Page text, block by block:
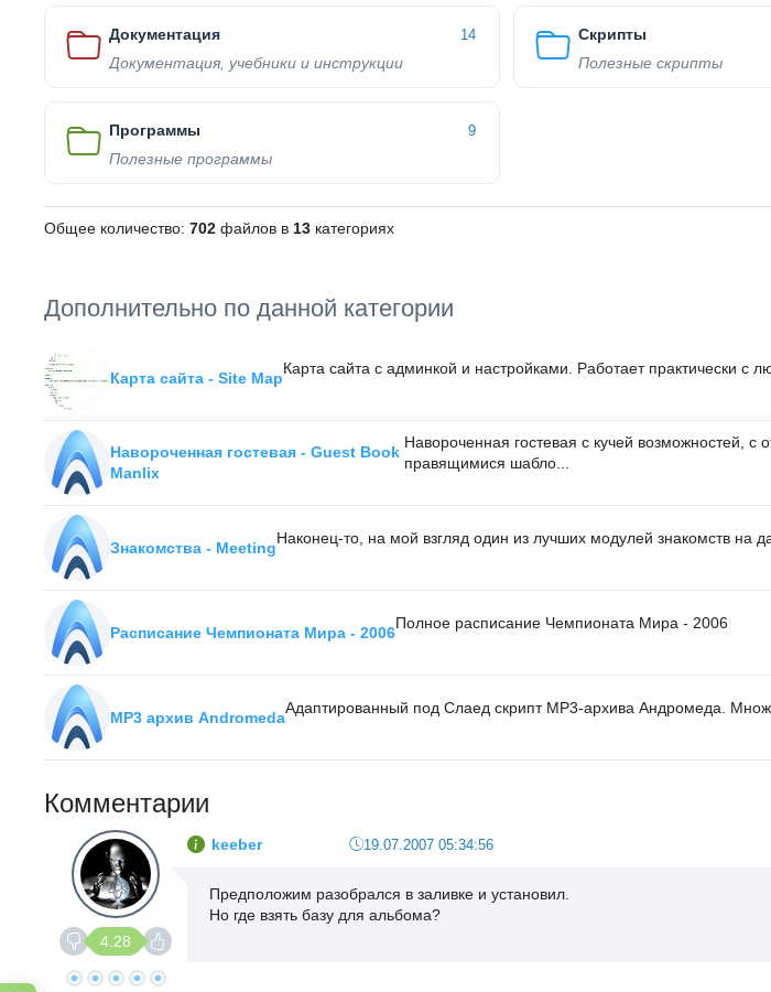
Документация 14
Документация, учебники и инструкции
Скрипты
Полезные скрипты
Программы 9
Полезные программы
Общее количество: 702 файлов в 13 категориях
Дополнительно по данной категории
Карта сайта - Site Map
Карта сайта с админкой и настройками. Работает практически с
Навороченная гостевая - Guest Book
Manlix
Навороченная гостевая с кучей возможностей, с
правящимися шабло...
Знакомства - Meeting
Наконец-то, на мой взгляд один из лучших модулей знакомств на
Расписание Чемпионата Мира - 2006
Полное расписание Чемпионата Мира - 2006
MP3 архив Andromeda
Адаптированный под Слаед скрипт МР3-архива Андромеда.
Комментарии
4.28
keeber 19.07.2007 05:34:56
Предположим разобрался в заливке и установил.
Но где взять базу для альбома?